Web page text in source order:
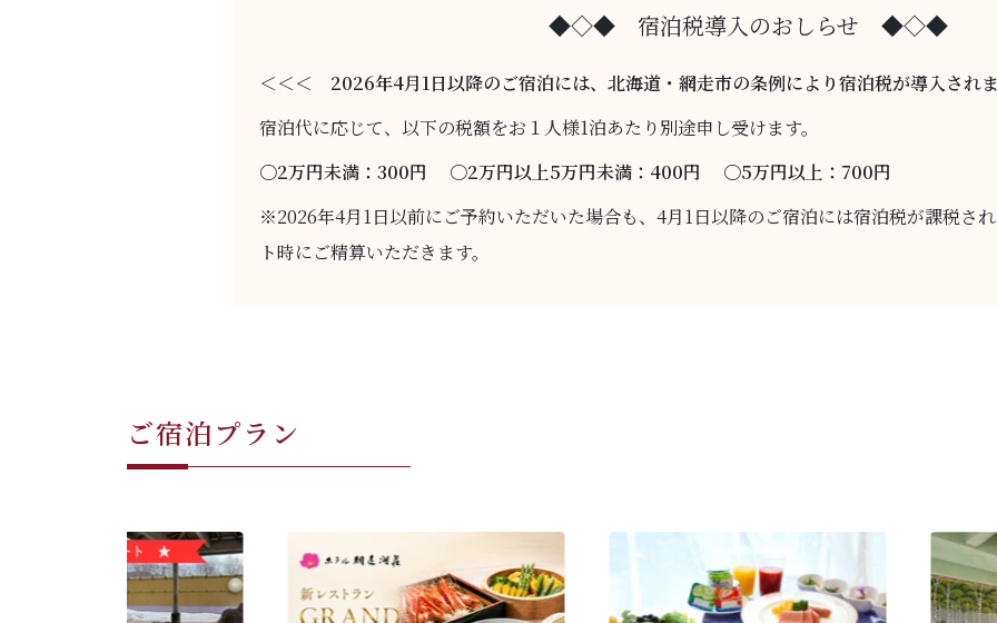
◆◇◆ 宿泊税導入のおしらせ ◆◇◆
＜＜＜ 2026年4月1日以降のご宿泊には、北海道・網走市の条例により宿泊税が導入され
宿泊代に応じて、以下の税額をお１人様1泊あたり別途申し受けます。
〇2万円未満：300円 〇2万円以上5万円未満：400円 〇5万円以上：700円
※2026年4月1日以前にご予約いただいた場合も、4月1日以降のご宿泊には宿泊税が課税さ
ト時にご精算いただきます。
ご宿泊プラン